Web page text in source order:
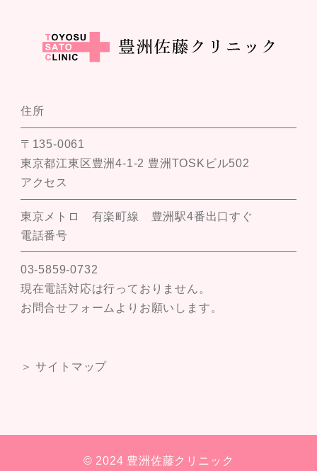
住所
〒135-0061
東京都江東区豊洲4-1-2 豊洲TOSKビル502
アクセス
東京メトロ 有楽町線 豊洲駅4番出口すぐ
電話番号
03-5859-0732
現在電話対応は行っておりません。
お問合せフォームよりお願いします。
＞ サイトマップ
© 2024 豊洲佐藤クリニック